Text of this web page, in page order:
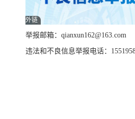
外链
举报邮箱：qianxun162@163.com
违法和不良信息举报电话：